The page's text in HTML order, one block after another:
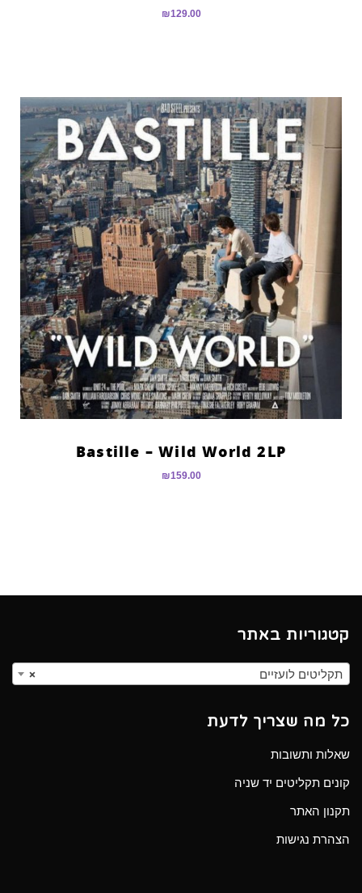
₪129.00
Bastille – Wild World 2LP
₪159.00
קטגוריות באתר
× תקליטים לועזיים
כל מה שצריך לדעת
שאלות ותשובות
קונים תקליטים יד שניה
תקנון האתר
הצהרת נגישות